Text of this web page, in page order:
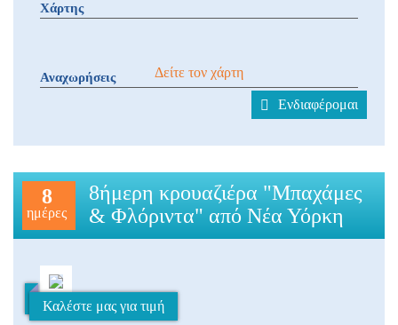
Χάρτης
Δείτε τον χάρτη
Αναχωρήσεις
Ενδιαφέρομαι
8
ημέρες
8ήμερη κρουαζιέρα "Μπαχάμες
& Φλόριντα" από Νέα Υόρκη
Καλέστε μας για τιμή